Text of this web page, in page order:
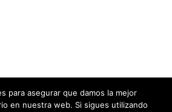
para asegurar que damos la mejor
en nuestra web. Si sigues utilizando